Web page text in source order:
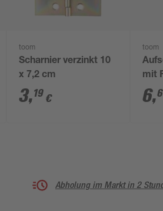
toom
Scharnier verzinkt 10
x 7,2 cm
3,19 €
toom
mit
6,
Abholung im Markt in 2